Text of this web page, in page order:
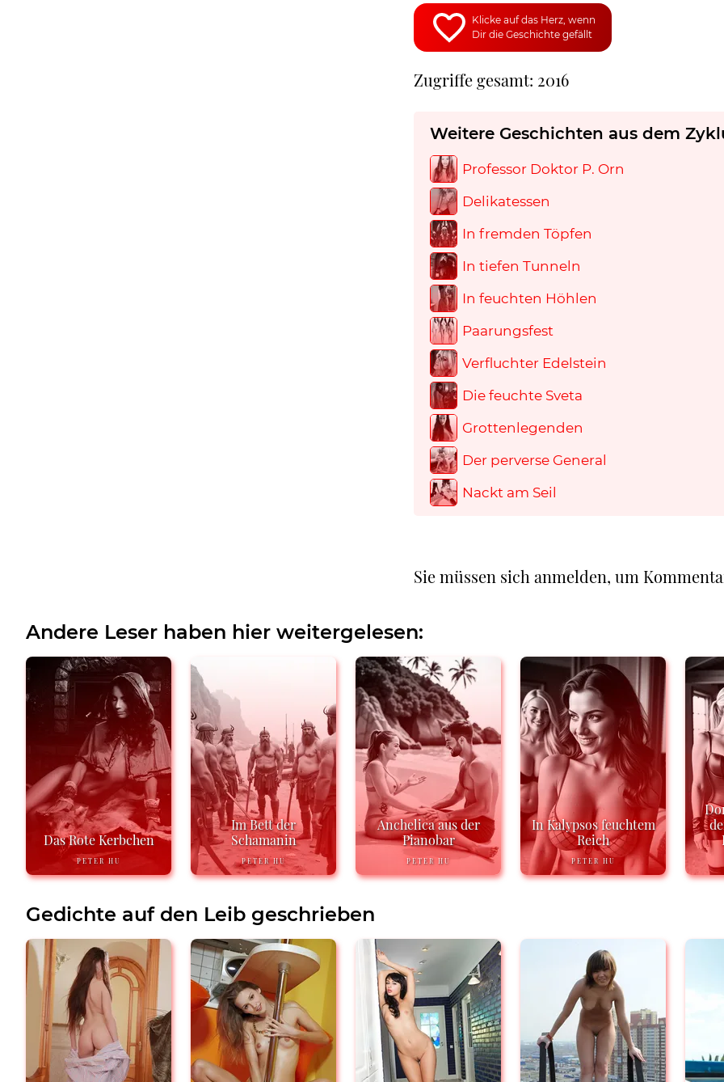
Klicke auf das Herz, wenn
Dir die Geschichte gefällt
Zugriffe gesamt: 2016
Weitere Geschichten aus dem
Professor Doktor P. Orn
Delikatessen
In fremden Töpfen
In tiefen Tunneln
In feuchten Höhlen
Paarungsfest
Verfluchter Edelstein
Die feuchte Sveta
Grottenlegenden
Der perverse General
Nackt am Seil
Sie müssen sich anmelden, um
Andere Leser haben hier weitergelesen:
Das Rote Kerbchen
PETER HU
Im Bett der
Schamanin
PETER HU
Anchelica aus der
Pianobar
PETER HU
In Kalypsos feuchtem
Reich
PETER HU
Gedichte auf den Leib geschrieben